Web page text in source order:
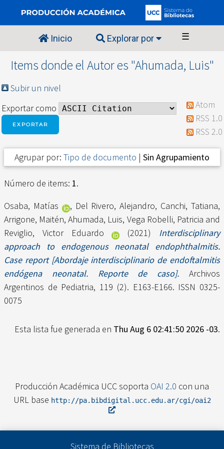
Inicio Explorar por ☰
Items donde el Autor es "Ahumada, Luis"
Subir un nivel
Exportar como
Atom
RSS 1.0
RSS 2.0
Agrupar por: Tipo de documento | Sin Agrupamiento
Número de items: 1.
Osaba, Matías
, Del Rivero, Alejandro, Canchi, Tatiana,
Arrigone, Maitén,Ahumada, Luis, Vega Robelli, Patricia and
Reviglio, Victor Eduardo
(2021) Interdisciplinary
approach to endogenous neonatal endophthalmitis.
Case report [Abordaje interdisciplinario de endoftalmitis
endógena neonatal. Reporte de caso]. Archivos
Argentinos de Pediatria, 119 (2). E163-E166. ISSN 0325-
0075
Esta lista fue generada en Thu Aug 6 02:41:50 2026 -03.
Producción Académica UCC soporta OAI 2.0 con una
URL base http://pa.bibdigital.ucc.edu.ar/cgi/oai2
Sistema de Bibliotecas